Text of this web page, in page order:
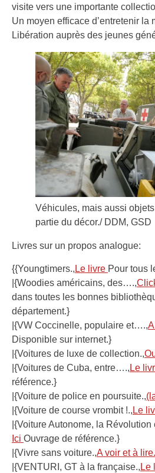
visite vers une importante
Un moyen efficace d’entretenir la
Libération auprès des jeunes
Véhicules, mais aussi
partie du décor./ DDM, GSD
Livres sur un propos analogue:
{{Youngtimers.,Le livre Pour tous
|{Woodies américains, des….,
dans toutes les bonnes
département.}
|{VW Coccinelle, populaire et….,
Disponible sur internet.}
|{Voitures de luxe de collection.,
|{Voitures de Cuba, entre….,Le
référence.}
|{Voiture de police en poursuite.,
|{Voiture de course vrombit !.,Le
|{Voiture Autonome, la Révolution
Ici Ouvrage de référence.}
|{Vivre sans voiture.,A voir et à lire.
|{VENTURI, GT à la française.,Le